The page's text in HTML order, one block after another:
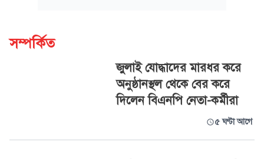
সম্পর্কিত
জুলাই যোদ্ধাদের মারধর করে
অনুষ্ঠানস্থল থেকে বের করে
দিলেন বিএনপি নেতা-কর্মীরা
৫ ঘণ্টা আগে